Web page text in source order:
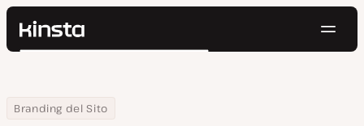
Kinsta®
Prezzi
Cerca
Home
Centro Risorse
Blog
Branding del Sito
Come e Perché Presentare una Denuncia di Violazione del